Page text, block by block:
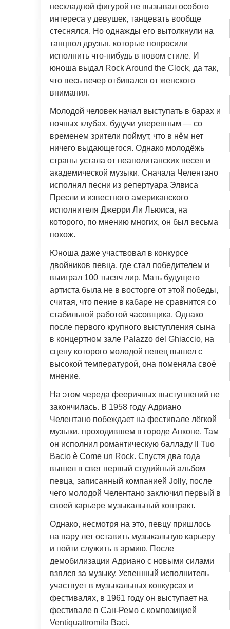
нескладной фигурой не вызывал особого
интереса у девушек, танцевать вообще
стеснялся. Но однажды его вытолкнули на
танцпол друзья, которые попросили
исполнить что-нибудь в новом стиле. И
юноша выдал Rock Around the Clock, да так,
что весь вечер отбивался от женского
внимания.
Молодой человек начал выступать в барах и
ночных клубах, будучи уверенным — со
временем зрители поймут, что в нём нет
ничего выдающегося. Однако молодёжь
страны устала от неаполитанских песен и
академической музыки. Сначала Челентано
исполнял песни из репертуара Элвиса
Пресли и известного американского
исполнителя Джерри Ли Льюиса, на
которого, по мнению многих, он был весьма
похож.
Юноша даже участвовал в конкурсе
двойников певца, где стал победителем и
выиграл 100 тысяч лир. Мать будущего
артиста была не в восторге от этой победы,
считая, что пение в кабаре не сравнится со
стабильной работой часовщика. Однако
после первого крупного выступления сына
в концертном зале Palazzo del Ghiaccio, на
сцену которого молодой певец вышел с
высокой температурой, она поменяла своё
мнение.
На этом череда фееричных выступлений не
закончилась. В 1958 году Адриано
Челентано побеждает на фестивале лёгкой
музыки, проходившем в городе Анконе. Там
он исполнил романтическую балладу Il Tuo
Bacio è Come un Rock. Спустя два года
вышел в свет первый студийный альбом
певца, записанный компанией Jolly, после
чего молодой Челентано заключил первый в
своей карьере музыкальный контракт.
Однако, несмотря на это, певцу пришлось
на пару лет оставить музыкальную карьеру
и пойти служить в армию. После
демобилизации Адриано с новыми силами
взялся за музыку. Успешный исполнитель
участвует в музыкальных конкурсах и
фестивалях, в 1961 году он выступает на
фестивале в Сан-Ремо с композицией
Ventiquattromila Baci.